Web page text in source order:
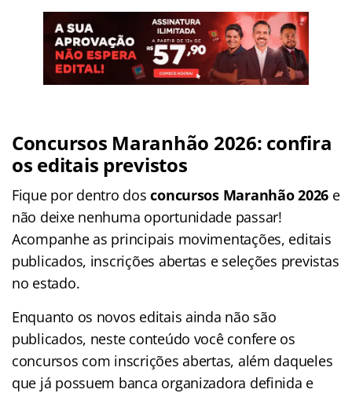
Concursos Maranhão 2026: confira
os editais previstos
Fique por dentro dos concursos Maranhão 2026 e
não deixe nenhuma oportunidade passar!
Acompanhe as principais movimentações, editais
publicados, inscrições abertas e seleções previstas
no estado.
Enquanto os novos editais ainda não são
publicados, neste conteúdo você confere os
concursos com inscrições abertas, além daqueles
que já possuem banca organizadora definida e